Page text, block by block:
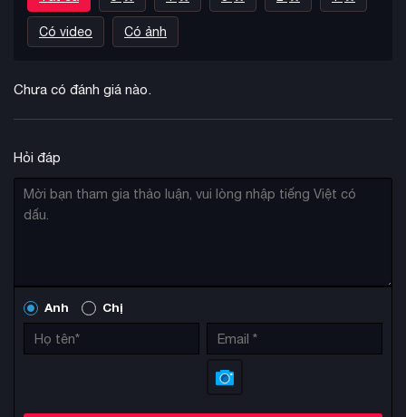
Có video Có ảnh
Chưa có đánh giá nào.
Hỏi đáp
Anh Chị